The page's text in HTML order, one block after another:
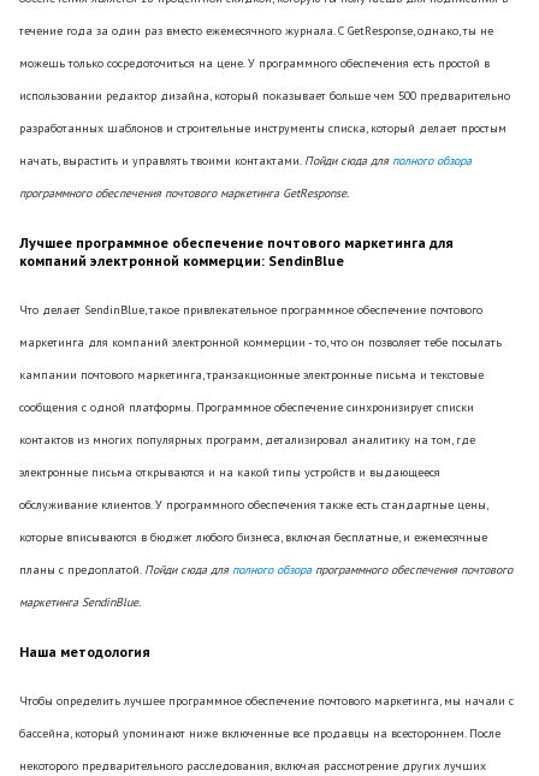
течение года за один раз вместо ежемесячного журнала. С GetResponse, однако, ты не
можешь только сосредоточиться на цене. У программного обеспечения есть простой в
использовании редактор дизайна, который показывает больше чем 500 предварительно
разработанных шаблонов и строительные инструменты списка, который делает простым
начать, вырастить и управлять твоими контактами. Пойди сюда дляполного обзора
программного обеспечения почтового маркетинга GetResponse.
Лучшее программное обеспечение почтового маркетинга для
компаний электронной коммерции: SendinBlue
Что делает SendinBlue, такое привлекательное программное обеспечение почтового
маркетинга для компаний электронной коммерции - то, что он позволяет тебе посылать
кампании почтового маркетинга, транзакционные электронные письма и текстовые
сообщения с одной платформы. Программное обеспечение синхронизирует списки
контактов из многих популярных программ, детализировал аналитику на том, где
электронные письма открываются и на какой типы устройств и выдающееся
обслуживание клиентов. У программного обеспечения также есть стандартные цены,
которые вписываются в бюджет любого бизнеса, включая бесплатные, и ежемесячные
планы с предоплатой. Пойди сюда дляполного обзора программного обеспечения почтового
маркетинга SendinBlue.
Наша методология
Чтобы определить лучшее программное обеспечение почтового маркетинга, мы начали с
бассейна, который упоминают ниже включенные все продавцы на всестороннем. После
некоторого предварительного расследования, включая рассмотрение других лучших